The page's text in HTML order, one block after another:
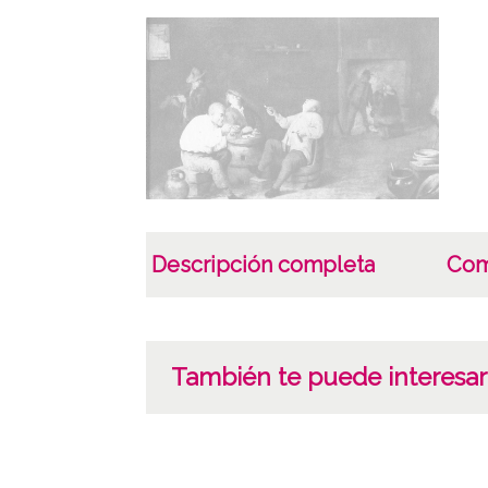
Descripción completa
También te puede interesar